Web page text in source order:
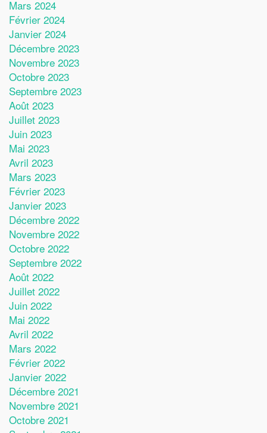
Mars 2024
Février 2024
Janvier 2024
Décembre 2023
Novembre 2023
Octobre 2023
Septembre 2023
Août 2023
Juillet 2023
Juin 2023
Mai 2023
Avril 2023
Mars 2023
Février 2023
Janvier 2023
Décembre 2022
Novembre 2022
Octobre 2022
Septembre 2022
Août 2022
Juillet 2022
Juin 2022
Mai 2022
Avril 2022
Mars 2022
Février 2022
Janvier 2022
Décembre 2021
Novembre 2021
Octobre 2021